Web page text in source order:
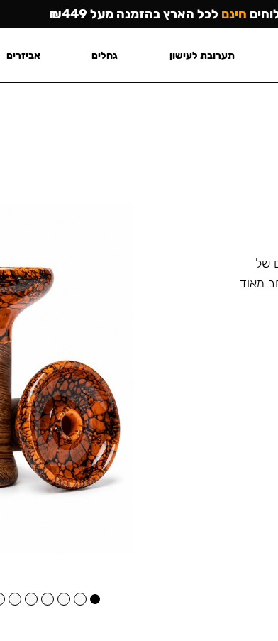
יכול להכיל עד 18 גרם של
מאוד
חינם לכל הארץ בהזמנה מעל ₪449
תערובת לעישון גחלים אביזרים